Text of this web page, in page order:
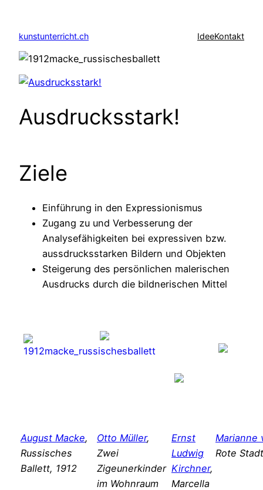
springen
kunstunterricht.ch IdeeKontakt
Ausdrucksstark!
Ziele
Einführung in den Expressionismus
Zugang zu und Verbesserung der
Analysefähigkeiten bei expressiven bzw.
aussdrucksstarken Bildern und Objekten
Steigerung des persönlichen malerischen
Ausdrucks durch die bildnerischen Mittel
August Macke,
Russisches
Ballett, 1912
Otto Müller,
Zwei
Zigeunerkinder
im Wohnraum
Ernst
Ludwig
Kirchner,
Marcella
Marianne
Rote